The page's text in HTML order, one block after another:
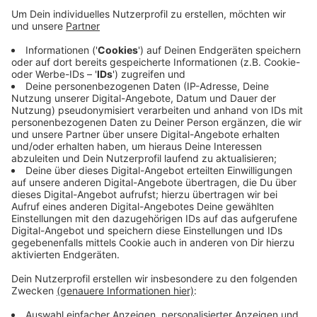
Der Vorwurf gegen den 35-Jährigen lautet konkret:
Verbreitung, Erwerb und Besitz kinderpornographischer
Schriften. Es geht im Prozess am Montag aber auch
noch um andere Verstöße: Laut Gericht soll er auch
noch mit Drogen, beim Fahren ohne Führerschein und
mit einer Waffe erwischt worden sein. Außerdem wirft
die Staatsanwaltschaft ihm Bedrohung vor.
Anzeige